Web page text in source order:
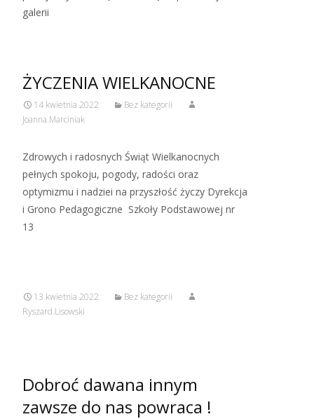
galerii
ŻYCZENIA WIELKANOCNE
14 kwietnia 2022
Bez kategorii
Joanna.Marciniak
Zdrowych i radosnych Świąt Wielkanocnych
pełnych spokoju, pogody, radości oraz
optymizmu i nadziei na przyszłość życzy Dyrekcja
i Grono Pedagogiczne Szkoły Podstawowej nr
13
13 kwietnia 2022
Bez kategorii
Ryszard.Lisowski
Dobroć dawana innym
zawsze do nas powraca !